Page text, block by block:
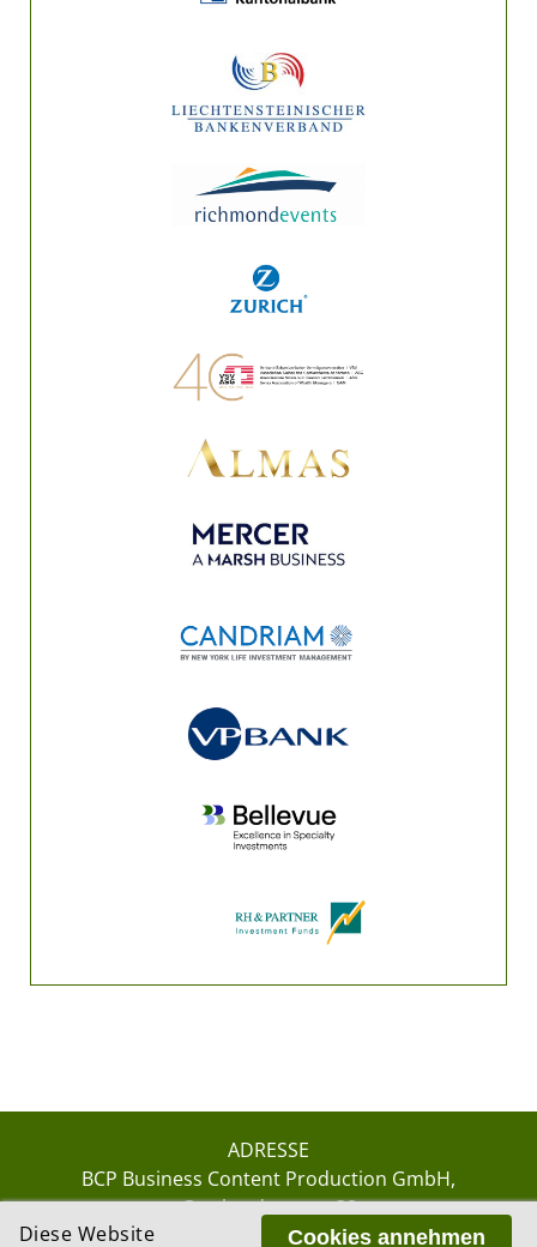
ADRESSE
BCP Business Content Production GmbH
Gotthardstrasse 38
8002 ZürichCookies annehmen
Diese Website